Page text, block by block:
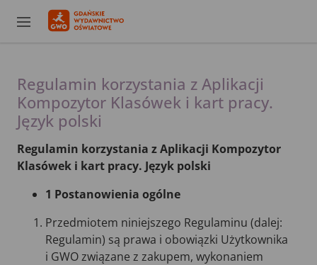
Regulamin korzystania z Aplikacji
Kompozytor Klasówek i kart pracy.
Język polski
Regulamin korzystania z Aplikacji Kompozytor
Klasówek i kart pracy. Język polski
1 Postanowienia ogólne
Przedmiotem niniejszego Regulaminu (dalej:
Regulamin) są prawa i obowiązki Użytkownika
i GWO związane z zakupem, wykonaniem